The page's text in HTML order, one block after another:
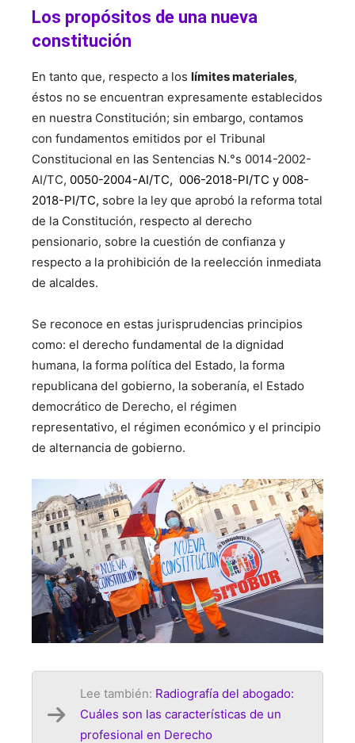
Los propósitos de una nueva
constitución
En tanto que, respecto a los límites materiales,
éstos no se encuentran expresamente establecidos
en nuestra Constitución; sin embargo, contamos
con fundamentos emitidos por el Tribunal
Constitucional en las Sentencias N.°s 0014-2002-
AI/TC, 0050-2004-AI/TC, 006-2018-PI/TC y 008-
2018-PI/TC, sobre la ley que aprobó la reforma total
de la Constitución, respecto al derecho
pensionario, sobre la cuestión de confianza y
respecto a la prohibición de la reelección inmediata
de alcaldes.
Se reconoce en estas jurisprudencias principios
como: el derecho fundamental de la dignidad
humana, la forma política del Estado, la forma
republicana del gobierno, la soberanía, el Estado
democrático de Derecho, el régimen
representativo, el régimen económico y el principio
de alternancia de gobierno.
Lee también: Radiografía del abogado:
Cuáles son las características de un
profesional en Derecho